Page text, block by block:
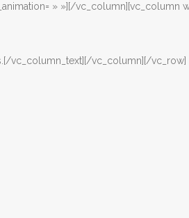
» »][/vc_column][vc_column
vc_column_text][/vc_column][/vc_row]